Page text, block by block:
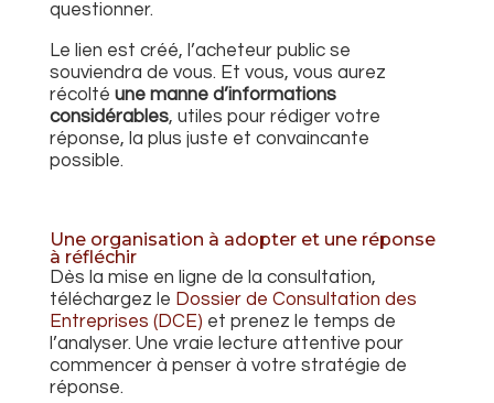
questionner.
Le lien est créé, l’acheteur public se
souviendra de vous. Et vous, vous aurez
récolté une manne d’informations
considérables, utiles pour rédiger votre
réponse, la plus juste et convaincante
possible.
Une organisation à adopter et une réponse
à réfléchir
Dès la mise en ligne de la consultation,
téléchargez le Dossier de Consultation des
Entreprises (DCE) et prenez le temps de
l’analyser. Une vraie lecture attentive pour
commencer à penser à votre stratégie de
réponse.